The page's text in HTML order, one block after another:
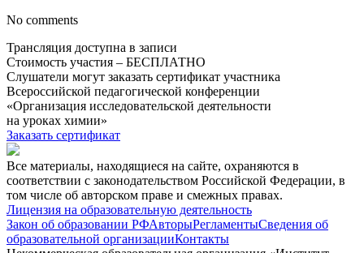
No comments
Трансляция доступна в записи
Стоимость участия – БЕСПЛАТНО
Слушатели могут заказать сертификат участника
Всероссийской педагогической конференции
«Организация исследовательской деятельности
на уроках химии»
Заказать сертификат
Все материалы, находящиеся на сайте, охраняются в
соответствии с законодательством Российской Федерации, в
том числе об авторском праве и смежных правах.
Лицензия на образовательную деятельность
Закон об образовании РФАвторыРегламентыСведения об
образовательной организацииКонтакты